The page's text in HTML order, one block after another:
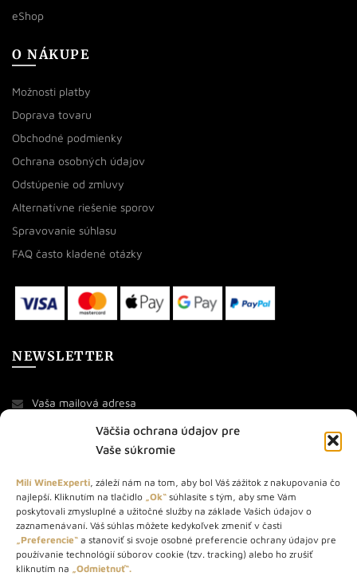
Väčšia ochrana údajov pre
Vaše súkromie
Milí WineExperti, záleží nám na tom, aby bol Váš zážitok z nakupovania čo
najlepší. Kliknutím na tlačidlo „Ok“ súhlasíte s tým, aby sme Vám
poskytovali zmysluplné a užitočné služby na základe Vašich údajov o
zaznamenávaní. Váš súhlas môžete kedykoľvek zmeniť v časti
„Preferencie“ a stanoviť si svoje osobné preferencie ochrany údajov pre
používanie technológií súborov cookie (tzv. tracking) alebo ho zrušiť
kliknutím na „Odmietnuť“.
eShop
O NÁKUPE
Možnosti platby
Doprava tovaru
Obchodné podmienky
Ochrana osobných údajov
Odstúpenie od zmluvy
Alternatívne riešenie sporov
Spravovanie súhlasu
FAQ často kladené otázky
NEWSLETTER
O NÁS
STORE – obchod s vínom a destilátmi od roku 2010. Na našej
webovej stránke predávame viac ako 1000+ značkových
produktov.